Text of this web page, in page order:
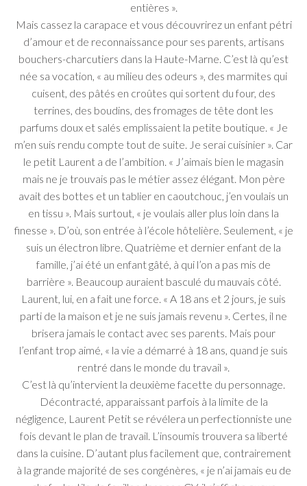
entières ».
Mais cassez la carapace et vous découvrirez un enfant pétri
d’amour et de reconnaissance pour ses parents, artisans
bouchers-charcutiers dans la Haute-Marne. C’est là qu’est
née sa vocation, « au milieu des odeurs », des marmites qui
cuisent, des pâtés en croûtes qui sortent du four, des
terrines, des boudins, des fromages de tête dont les
parfums doux et salés emplissaient la petite boutique. « Je
m’en suis rendu compte tout de suite. Je serai cuisinier ». Car
le petit Laurent a de l’ambition. « J’aimais bien le magasin
mais ne je trouvais pas le métier assez élégant. Mon père
avait des bottes et un tablier en caoutchouc, j’en voulais un
en tissu ». Mais surtout, « je voulais aller plus loin dans la
finesse ». D’où, son entrée à l’école hôtelière. Seulement, « je
suis un électron libre. Quatrième et dernier enfant de la
famille, j’ai été un enfant gâté, à qui l’on a pas mis de
barrière ». Beaucoup auraient basculé du mauvais côté.
Laurent, lui, en a fait une force. « A 18 ans et 2 jours, je suis
parti de la maison et je ne suis jamais revenu ». Certes, il ne
brisera jamais le contact avec ses parents. Mais pour
l’enfant trop aimé, « la vie a démarré à 18 ans, quand je suis
rentré dans le monde du travail ».
C’est là qu’intervient la deuxième facette du personnage.
Décontracté, apparaissant parfois à la limite de la
négligence, Laurent Petit se révélera un perfectionniste une
fois devant le plan de travail. L’insoumis trouvera sa liberté
dans la cuisine. D’autant plus facilement que, contrairement
à la grande majorité de ses congénères, « je n’ai jamais eu de